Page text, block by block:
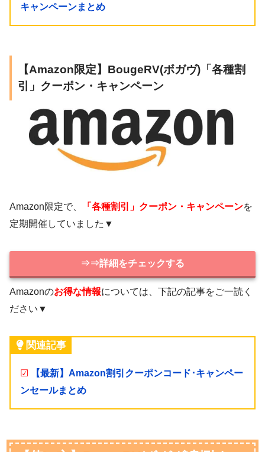
キャンペーンまとめ
【Amazon限定】BougeRV(ボガヴ)「各種割
引」クーポン・キャンペーン
Amazon限定で、 「各種割引」クーポン・キャンペーンを
定期開催していました▼
⇒⇒詳細をチェックする
Amazonのお得な情報については、下記の記事をご一読く
ださい▼
関連記事
☑
【最新】Amazon割引クーポンコード･キャンペー
ンセールまとめ